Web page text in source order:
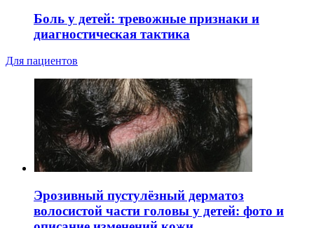
Боль у детей: тревожные признаки и
диагностическая тактика
Для пациентов
Эрозивный пустулёзный дерматоз
волосистой части головы у детей: фото и